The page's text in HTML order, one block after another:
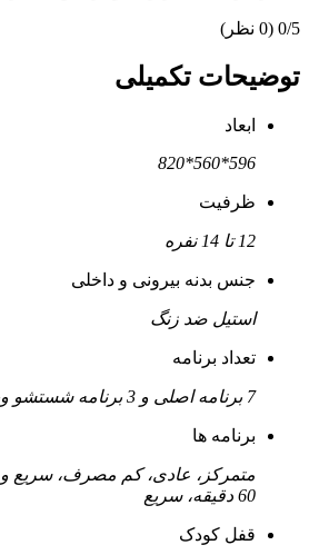
0/5 (0 نظر)
توضیحات تکمیلی
ابعاد
596*560*820
ظرفیت
12 تا 14 نفره
جنس بدنه بیرونی و داخلی
استیل ضد زنگ
تعداد برنامه
7 برنامه اصلی و 3 برنامه شستشو ویژه
برنامه ها
متمرکز، عادی، کم مصرف، سریع
60 دقیقه، سریع
قفل کودک